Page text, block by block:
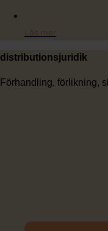
Läs mer
distributionsjuridik
Förhandling, förlikning,